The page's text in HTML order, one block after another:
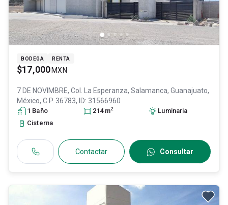
BODEGA RENTA
$17,000 MXN
7 DE NOVIMBRE, Col. La Esperanza, Salamanca, Guanajuato,
México, C.P. 36783, ID: 31566960
1 Baño 214 m2
Luminaria
Cisterna
Contactar Consultar